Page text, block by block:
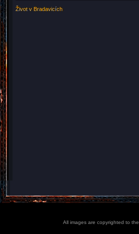
Život v Bradavicích
All images are copyrighted to